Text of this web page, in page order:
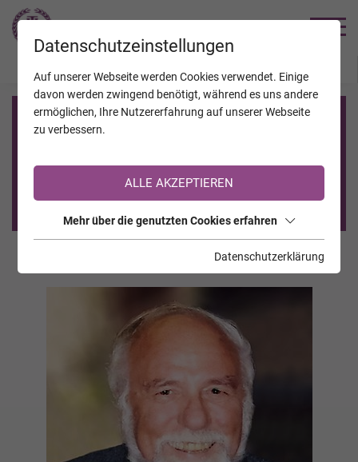
Registrierung auf TrauerHilfe.it
Sie sind noch nicht auf TrauerHilfe.it registriert?
>> zur kostenlosen Registrierung <<
Datenschutzeinstellungen
Auf unserer Webseite werden Cookies verwendet. Einige
davon werden zwingend benötigt, während es uns andere
ermöglichen, Ihre Nutzererfahrung auf unserer Webseite
zu verbessern.
ALLE AKZEPTIEREN
Mehr über die genutzten Cookies erfahren
Datenschutzerklärung
JAHRESTAGE KALENDER VERSTORBENE